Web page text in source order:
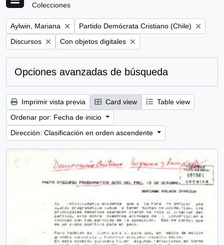
Colecciones
Remove filter:
Aylwin, Mariana Remove filter:
Partido Demócrata Cristiano (Chile)
Remove filter:
Discursos Remove filter:
Con objetos digitales
Opciones avanzadas de búsqueda
Imprimir vista previa Card view
Table view
Ordenar por: Fecha de inicio
Dirección: Clasificación en orden ascendente